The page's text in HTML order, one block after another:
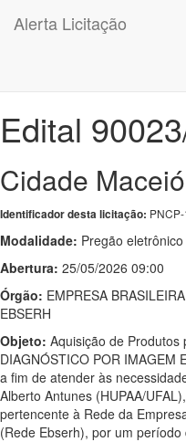
Alerta Licitação
Edital
Cidade
Identificador desta licitação:
Modalidade: Pregão eletrônico
Abertura: 25/05/2026 09:00
Órgão: EMPRESA
EBSERH
Objeto: Aquisição de Produtos
DIAGNÓSTICO POR IMAGEM
a fim de atender às
Alberto Antunes (HUPAA/
pertencente à Rede da
(Rede Ebserh), por um